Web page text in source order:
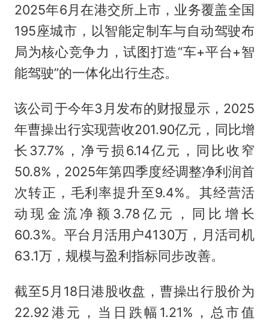
2025年6月在港交所上市，业务覆盖全国
195座城市，以智能定制车与自动驾驶布
局为核心竞争力，试图打造“车+平台+智
能驾驶”的一体化出行生态。
该公司于今年3月发布的财报显示，2025
年曹操出行实现营收201.90亿元，同比增
长37.7%，净亏损6.14亿元，同比收窄
50.8%，2025年第四季度经调整净利润首
次转正，毛利率提升至9.4%。其经营活
动现金流净额3.78亿元，同比增长
60.3%。平台月活用户4130万，月活司机
63.1万，规模与盈利指标同步改善。
截至5月18日港股收盘，曹操出行股价为
22.92港元，当日跌幅1.21%，总市值